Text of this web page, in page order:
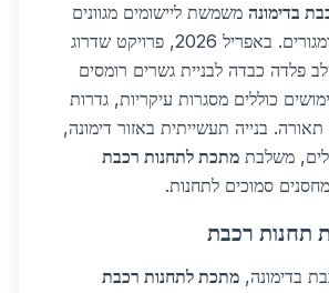
בדימונה משמשת ליישומים מגוונים
בבנייה, תעשייה ומגורים. באפריל 2026, פרויקט שדרוג
פלדה כבדה לבניית גשרים רומסים
כוללים מסגרות עיקריות, גדרות
בנייה תעשייתית באזור דימונה,
משלבת מתכת לתחנות רכבת
סמוכים לתחנות.
תחנות רכבת
בדימונה, מתכת לתחנות רכבת